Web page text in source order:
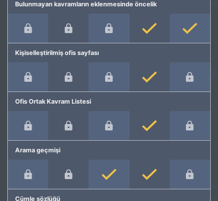
Bulunmayan kavramların eklenmesinde öncelik
Kişiselleştirilmiş ofis sayfası
Ofis Ortak Kavram Listesi
Arama geçmişi
Cümle sözlüğü